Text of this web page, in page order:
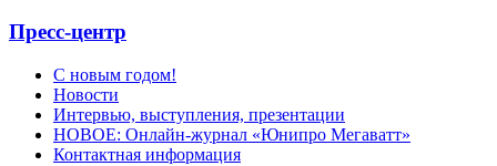
Пресс-центр
С новым годом!
Новости
Интервью, выступления, презентации
НОВОЕ: Онлайн-журнал «Юнипро Мегаватт»
Контактная информация